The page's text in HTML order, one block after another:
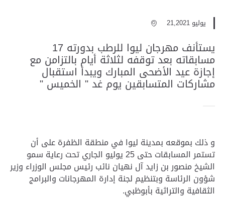
يوليو 21,2021
يستأنف مهرجان ليوا للرطب بدورته 17
مسابقاته بعد توقفه لثلاثة أيام بالتزامن مع
إجازة عيد الأضحى المبارك ويبدأ استقبال
مشاركات المتسابقين يوم غد " الخميس "
و ذلك بموقعه بمدينة ليوا في منطقة الظفرة على أن
تستمر المسابقات حتى 25 يوليو الجاري تحت رعاية سمو
الشيخ منصور بن زايد آل نهيان نائب رئيس مجلس الوزراء وزير
شؤون الرئاسة وبتنظيم لجنة إدارة المهرجانات والبرامج
الثقافية والتراثية بأبوظبي.